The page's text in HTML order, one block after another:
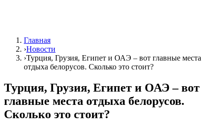
Главная
›Новости
›Турция, Грузия, Египет и ОАЭ – вот главные места
отдыха белорусов. Сколько это стоит?
Турция, Грузия, Египет и ОАЭ – вот
главные места отдыха белорусов.
Сколько это стоит?